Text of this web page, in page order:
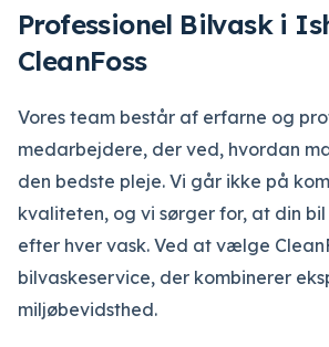
Professionel Bilvask i
CleanFoss
Vores team består af erfarne og
medarbejdere, der ved, hvordan
den bedste pleje. Vi går ikke på
kvaliteten, og vi sørger for, at din bil
efter hver vask. Ved at vælge
bilvaskeservice, der kombinerer
miljøbevidsthed.